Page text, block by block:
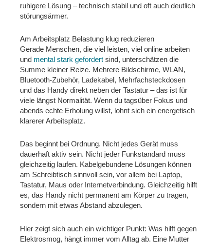
ruhigere Lösung – technisch stabil und oft auch deutlich
störungsärmer.
Am Arbeitsplatz Belastung klug reduzieren
Gerade Menschen, die viel leisten, viel online arbeiten
und mental stark gefordert sind, unterschätzen die
Summe kleiner Reize. Mehrere Bildschirme, WLAN,
Bluetooth-Zubehör, Ladekabel, Mehrfachsteckdosen
und das Handy direkt neben der Tastatur – das ist für
viele längst Normalität. Wenn du tagsüber Fokus und
abends echte Erholung willst, lohnt sich ein energetisch
klarerer Arbeitsplatz.
Das beginnt bei Ordnung. Nicht jedes Gerät muss
dauerhaft aktiv sein. Nicht jeder Funkstandard muss
gleichzeitig laufen. Kabelgebundene Lösungen können
am Schreibtisch sinnvoll sein, vor allem bei Laptop,
Tastatur, Maus oder Internetverbindung. Gleichzeitig hilft
es, das Handy nicht permanent am Körper zu tragen,
sondern mit etwas Abstand abzulegen.
Hier zeigt sich auch ein wichtiger Punkt: Was hilft gegen
Elektrosmog, hängt immer vom Alltag ab. Eine Mutter